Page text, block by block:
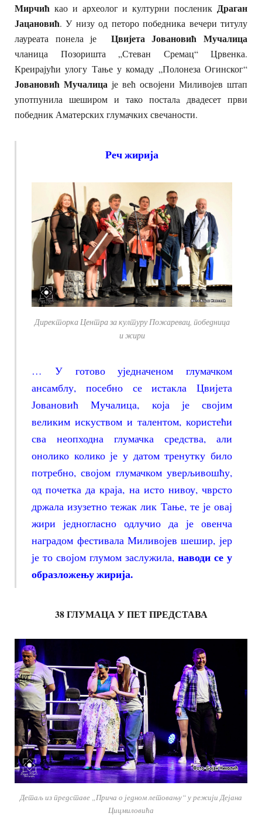
Мирчић као и археолог и културни посленик Драган
Јацановић. У низу од петоро победника вечери титулу
лауреата понела је Цвијета Јовановић Мучалица
чланица Позоришта „Стеван Сремац“ Црвенка.
Креирајући улогу Тање у комаду „Полонеза Огинског“
Јовановић Мучалица је већ освојени Миливојев штап
употпунила шеширом и тако посталa двадесет први
победник Аматерских глумачких свечаности.
Реч жирија
Директорка Центра за културу Пожаревац, победница
и жири
… У готово уједначеном глумачком
ансамблу, посебно се истакла Цвијета
Јовановић Мучалица, која је својим
великим искуством и талентом, користећи
сва неопходна глумачка средства, али
онолико колико је у датом тренутку било
потребно, својом глумачком уверљивошћу,
од почетка да краја, на исто нивоу, чврсто
држала изузетно тежак лик Тање, те је овај
жири једногласно одлучио да је овенча
наградом фестивала Миливојев шешир, јер
је то својом глумом заслужила, наводи се у
образложењу жирија.
38 ГЛУМАЦА У ПЕТ ПРЕДСТАВА
Детаљ из представе „Прича о једном летовању“ у режији Дејана
Цицмиловића